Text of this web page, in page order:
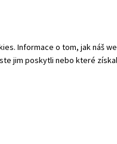
Informace o tom, jak náš
jim poskytli nebo které